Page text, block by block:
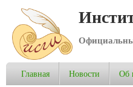
Главная Новости Об